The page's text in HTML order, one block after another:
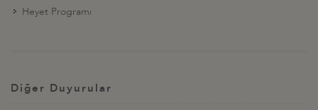
Heyet Programı
Diğer Duyurular